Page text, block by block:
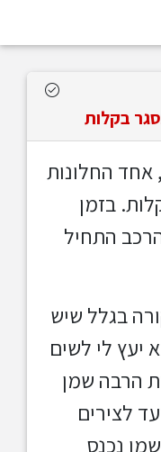
בקלות
אחד החלונות
בזמן
התחיל
בגלל שיש
יעץ לי לשים
הרבה שמן
לצירים
נכנס